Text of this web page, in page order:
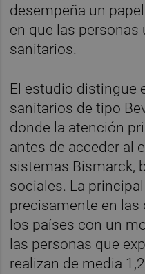
desempeña un
en que las
sanitarios.
El estudio distingue
sanitarios de tipo
donde la atención
antes de acceder al
sistemas Bismarck,
sociales. La
precisamente en
los países con un
las personas que
realizan de media